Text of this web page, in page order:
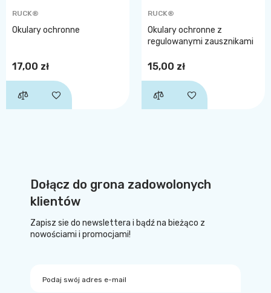
RUCK®
Okulary ochronne
17,00 zł
RUCK®
Okulary ochronne z
regulowanymi zausznikami
15,00 zł
Dołącz do grona zadowolonych
klientów
Zapisz sie do newslettera i bądź na bieżąco z
nowościami i promocjami!
Podaj swój adres e-mail